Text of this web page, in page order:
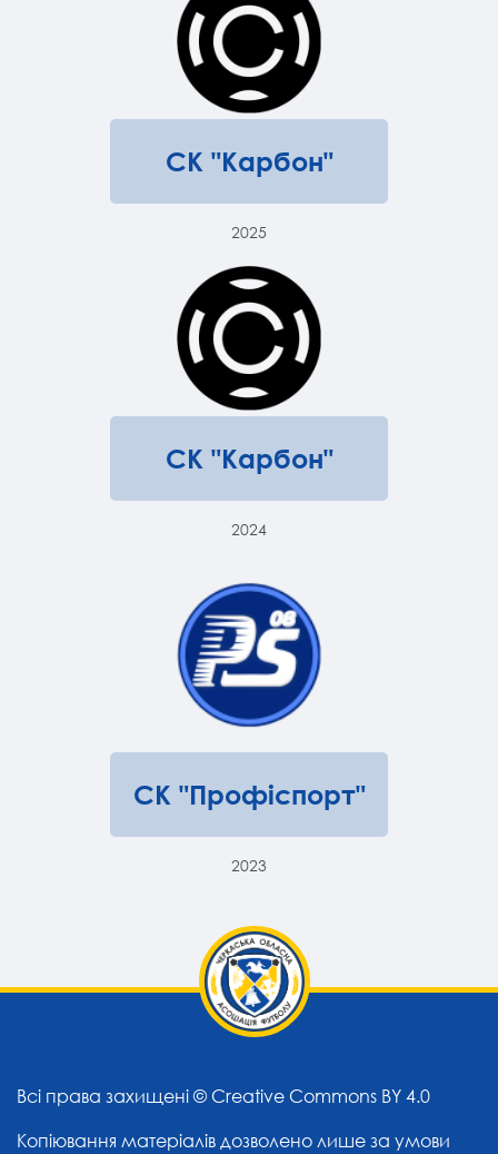
СК "Карбон"
2025
СК "Карбон"
2024
СК "Профіспорт"
2023
Всі права захищені © Creative Commons BY 4.0
Копіювання матеріалів дозволено лише за умови